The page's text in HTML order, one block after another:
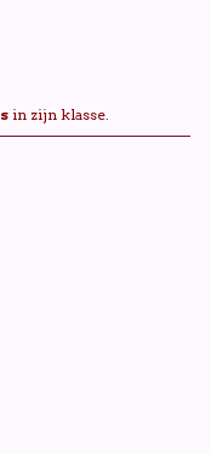
in zijn klasse.